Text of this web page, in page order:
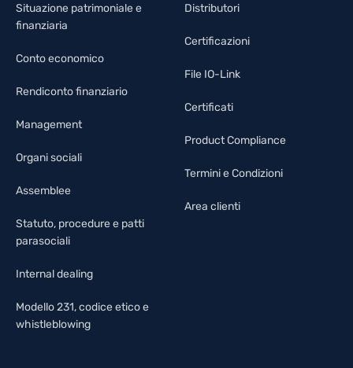
Situazione patrimoniale e
finanziaria
Conto economico
Rendiconto finanziario
Management
Organi sociali
Assemblee
Statuto, procedure e patti
parasociali
Internal dealing
Modello 231, codice etico e
whistleblowing
Distributori
Certificazioni
File IO-Link
Certificati
Product Compliance
Termini e Condizioni
Area clienti